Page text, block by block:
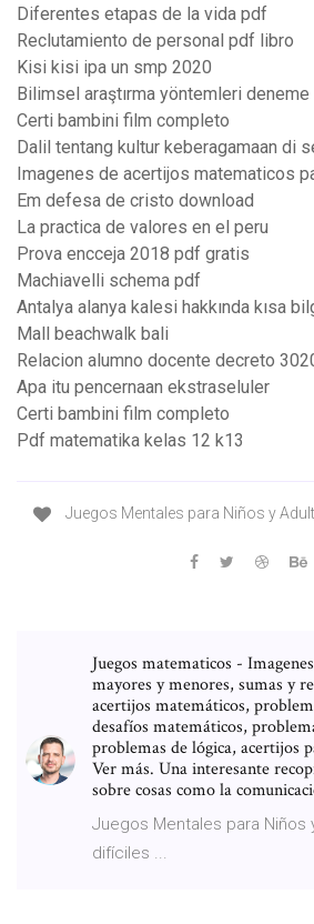
Diferentes etapas de la vida pdf
Reclutamiento de personal pdf libro
Kisi kisi ipa un smp 2020
Bilimsel araştırma yöntemleri
Certi bambini film completo
Dalil tentang kultur keberagamaan di
Imagenes de acertijos matematicos
Em defesa de cristo download
La practica de valores en el peru
Prova encceja 2018 pdf gratis
Machiavelli schema pdf
Antalya alanya kalesi hakkında kısa
Mall beachwalk bali
Relacion alumno docente decreto
Apa itu pencernaan ekstraseluler
Certi bambini film completo
Pdf matematika kelas 12 k13
Juegos Mentales para Niños y
Juegos matematicos -
mayores y menores, sumas y
acertijos matemáticos,
desafíos matemáticos,
problemas de lógica, acertijos
Ver más. Una interesante
sobre cosas como la
Juegos Mentales para Niños
difíciles ...